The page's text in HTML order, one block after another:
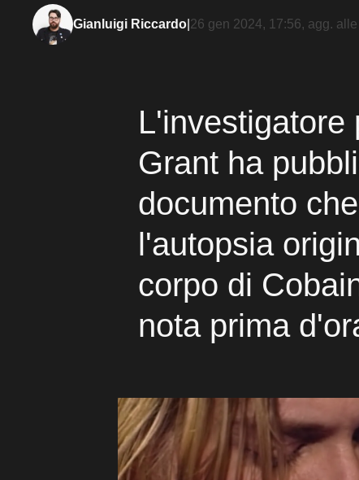
Gianluigi Riccardo 26 gen 2024, 17:56, agg. alle
L'investigatore
Grant ha
documento
l'autopsia
corpo di
nota prima